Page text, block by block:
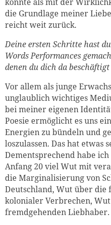
die Grundlage meiner
reicht weit zurück.
Deine ersten Schritte hast
Words Performances
denen du dich da
Vor allem als junge
unglaublich wichtiges
bei meiner eigenen
Poesie ermöglicht es uns
Energien zu bündeln und
loszulassen. Das hat etwas
Dementsprechend habe
Anfang 20 viel Wut mit
die Marginalisierung von
Deutschland, Wut über
kolonialer Verbrechen,
fremdgehenden Liebhaber.